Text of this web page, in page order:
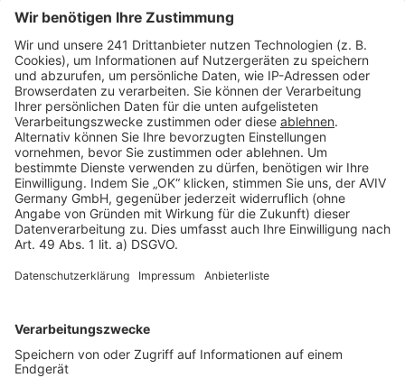
Seitenaufbau
Barrierefreiheit
Cookie Einstellungen
Rechtliches
AGB-Übersicht
Datenschutz
Impressum
Services
Bauprojekt-Quiz